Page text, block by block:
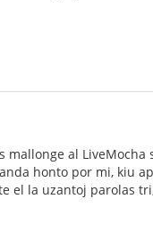
mallonge al LiveMocha
honto por mi, kiu
el la uzantoj parolas